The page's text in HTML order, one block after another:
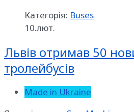
Категорія: Buses
10.лют.
Львів отримав 50
тролейбусів
Made in Ukraine